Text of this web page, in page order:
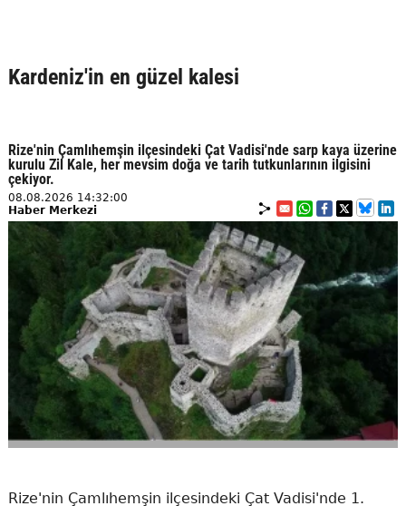
Kardeniz'in en güzel kalesi
Rize'nin Çamlıhemşin ilçesindeki Çat Vadisi'nde sarp kaya üzerine
kurulu Zil Kale, her mevsim doğa ve tarih tutkunlarının ilgisini
çekiyor.
08.08.2026 14:32:00
Haber Merkezi
Rize'nin Çamlıhemşin ilçesindeki Çat Vadisi'nde 1.